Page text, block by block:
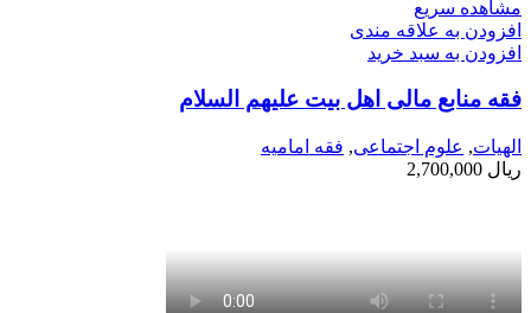
مشاهده سریع
افزودن به علاقه مندی
افزودن به سبد خرید
فقه منابع مالی اهل بیت علیهم السلام
الهيات, علوم اجتماعی, فقه امامیه
ریال